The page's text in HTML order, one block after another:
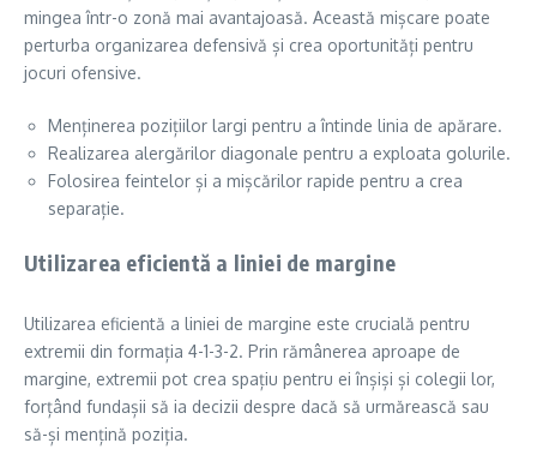
mingea într-o zonă mai avantajoasă. Această mișcare poate
perturba organizarea defensivă și crea oportunități pentru
jocuri ofensive.
Menținerea pozițiilor largi pentru a întinde linia de apărare.
Realizarea alergărilor diagonale pentru a exploata golurile.
Folosirea feintelor și a mișcărilor rapide pentru a crea
separație.
Utilizarea eficientă a liniei de margine
Utilizarea eficientă a liniei de margine este crucială pentru
extremii din formația 4-1-3-2. Prin rămânerea aproape de
margine, extremii pot crea spațiu pentru ei înșiși și colegii lor,
forțând fundașii să ia decizii despre dacă să urmărească sau
să-și mențină poziția.